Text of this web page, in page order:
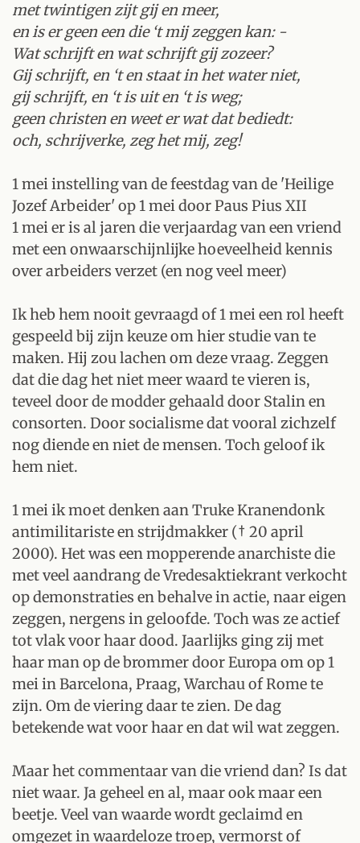
met twintigen zijt gij en meer,
en is er geen een die ‘t mij zeggen kan: -
Wat schrijft en wat schrijft gij zozeer?
Gij schrijft, en ‘t en staat in het water niet,
gij schrijft, en ‘t is uit en ‘t is weg;
geen christen en weet er wat dat bediedt:
och, schrijverke, zeg het mij, zeg!
1 mei instelling van de feestdag van de 'Heilige
Jozef Arbeider' op 1 mei door Paus Pius XII
1 mei er is al jaren die verjaardag van een vriend
met een onwaarschijnlijke hoeveelheid kennis
over arbeiders verzet (en nog veel meer)
Ik heb hem nooit gevraagd of 1 mei een rol heeft
gespeeld bij zijn keuze om hier studie van te
maken. Hij zou lachen om deze vraag. Zeggen
dat die dag het niet meer waard te vieren is,
teveel door de modder gehaald door Stalin en
consorten. Door socialisme dat vooral zichzelf
nog diende en niet de mensen. Toch geloof ik
hem niet.
1 mei ik moet denken aan Truke Kranendonk
antimilitariste en strijdmakker († 20 april
2000). Het was een mopperende anarchiste die
met veel aandrang de Vredesaktiekrant verkocht
op demonstraties en behalve in actie, naar eigen
zeggen, nergens in geloofde. Toch was ze actief
tot vlak voor haar dood. Jaarlijks ging zij met
haar man op de brommer door Europa om op 1
mei in Barcelona, Praag, Warchau of Rome te
zijn. Om de viering daar te zien. De dag
betekende wat voor haar en dat wil wat zeggen.
Maar het commentaar van die vriend dan? Is dat
niet waar. Ja geheel en al, maar ook maar een
beetje. Veel van waarde wordt geclaimd en
omgezet in waardeloze troep, vermorst of